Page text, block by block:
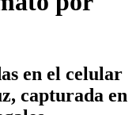
en el celular
capturada en